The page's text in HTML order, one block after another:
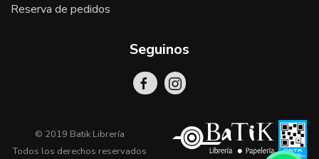
Reserva de pedidos
Seguinos
© 2019 Batik Librería
Todos los derechos reservados